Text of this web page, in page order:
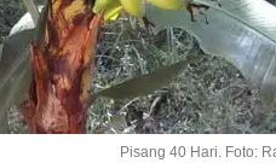
Pisang 40 Hari. Foto: